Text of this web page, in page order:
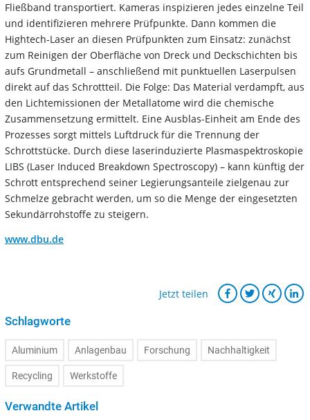
Fließband transportiert. Kameras inspizieren jedes einzelne Teil
und identifizieren mehrere Prüfpunkte. Dann kommen die
Hightech-Laser an diesen Prüfpunkten zum Einsatz: zunächst
zum Reinigen der Oberfläche von Dreck und Deckschichten bis
aufs Grundmetall – anschließend mit punktuellen Laserpulsen
direkt auf das Schrottteil. Die Folge: Das Material verdampft, aus
den Lichtemissionen der Metallatome wird die chemische
Zusammensetzung ermittelt. Eine Ausblas-Einheit am Ende des
Prozesses sorgt mittels Luftdruck für die Trennung der
Schrottstücke. Durch diese laserinduzierte Plasmaspektroskopie
LIBS (Laser Induced Breakdown Spectroscopy) – kann künftig der
Schrott entsprechend seiner Legierungsanteile zielgenau zur
Schmelze gebracht werden, um so die Menge der eingesetzten
Sekundärrohstoffe zu steigern.
www.dbu.de
Jetzt teilen
Schlagworte
Aluminium Anlagenbau Forschung Nachhaltigkeit
Recycling Werkstoffe
Verwandte Artikel